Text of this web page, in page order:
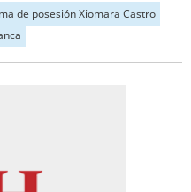
de posesión Xiomara Castro